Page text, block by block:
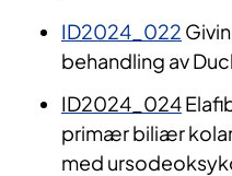
ID2024_022
behandling av
ID2024_024
primær biliær
med